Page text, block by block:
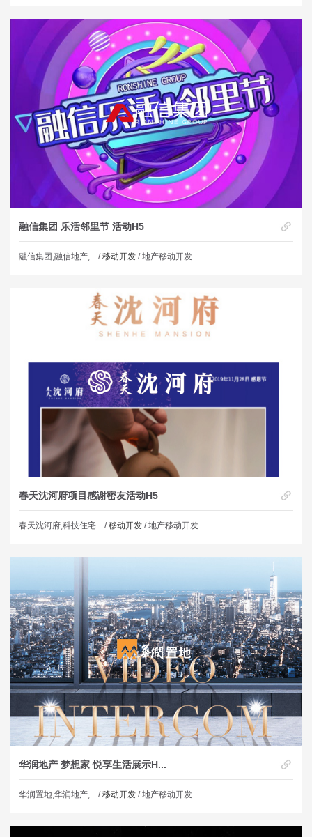
融信集团 乐活邻里节 活动H5
融信集团,融信地产,... /移动开发 / 地产移动开发
春天沈河府项目感谢密友活动H5
春天沈河府,科技住宅... /移动开发 / 地产移动开发
华润地产 梦想家 悦享生活展示H...
华润置地,华润地产,... /移动开发 / 地产移动开发